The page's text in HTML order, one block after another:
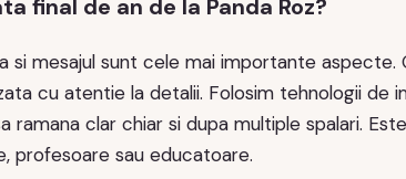
final de an de la Panda Roz?
mesajul sunt cele mai importante aspecte.
cu atentie la detalii. Folosim tehnologii de
ramana clar chiar si dupa multiple spalari.
profesoare sau educatoare.